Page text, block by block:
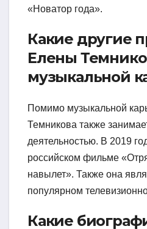
«Новатор года».
Какие другие
Елены
музыкальной
Помимо музыкальной
Темникова также
деятельностью. В 2019
российском фильме
навылет». Также она
популярном
Какие